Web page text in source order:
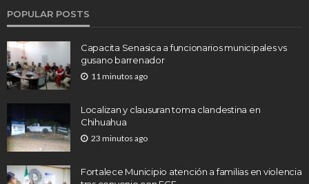
POPULAR POSTS
Capacita Senasica a funcionarios municipales vs
gusano barrenador
11 minutos ago
Localizan y clausuran toma clandestina en
Chihuahua
23 minutos ago
Fortalece Municipio atención a familias en violencia